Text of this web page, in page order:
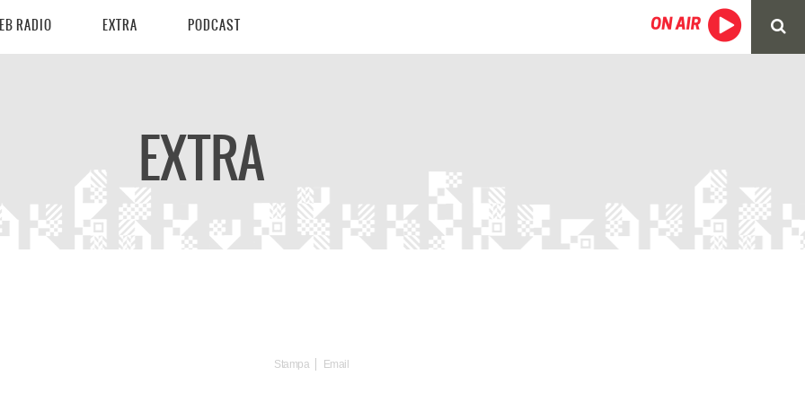
RADIO EXTRA PODCAST
EXTRA
Stampa Email